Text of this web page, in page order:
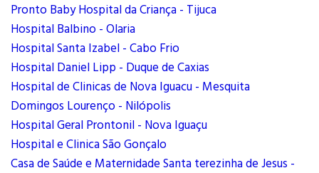
Pronto Baby Hospital da Criança - Tijuca
Hospital Balbino - Olaria
Hospital Santa Izabel - Cabo Frio
Hospital Daniel Lipp - Duque de Caxias
Hospital de Clinicas de Nova Iguacu - Mesquita
Domingos Lourenço - Nilópolis
Hospital Geral Prontonil - Nova Iguaçu
Hospital e Clinica São Gonçalo
Casa de Saúde e Maternidade Santa terezinha de Jesus -